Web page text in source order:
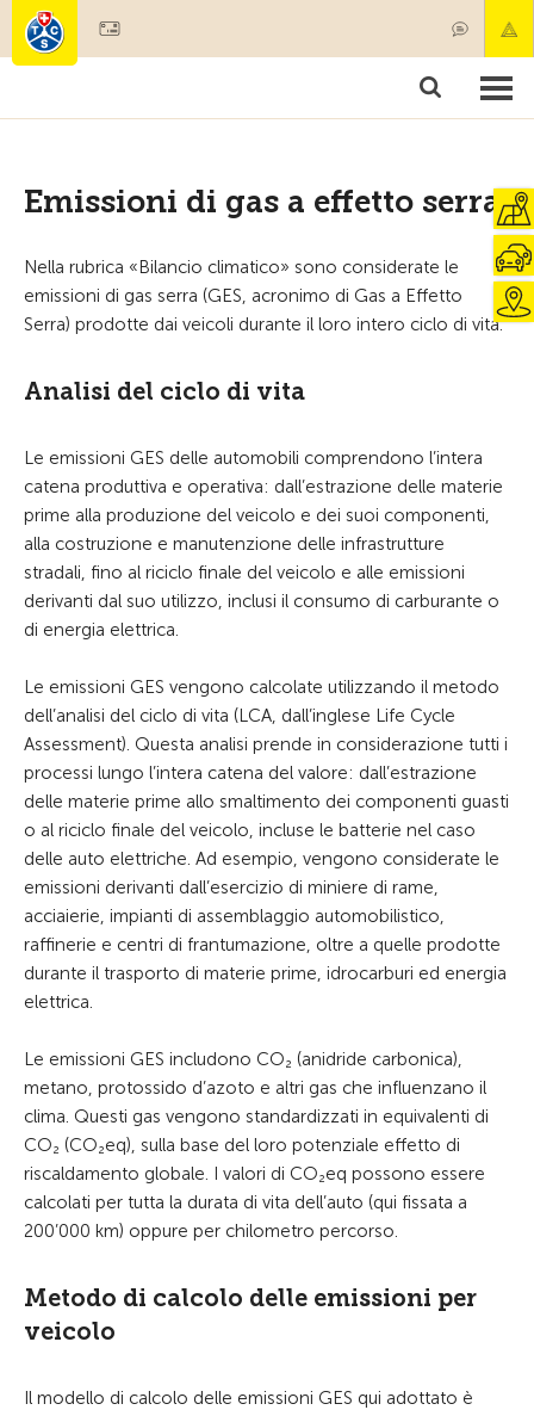
Societariato & prestazioni
Emissioni di gas a effetto serra
Nella rubrica «Bilancio climatico» sono considerate le
emissioni di gas serra (GES, acronimo di Gas a Effetto
Serra) prodotte dai veicoli durante il loro intero ciclo di vita.
Analisi del ciclo di vita
Le emissioni GES delle automobili comprendono l’intera
catena produttiva e operativa: dall’estrazione delle materie
prime alla produzione del veicolo e dei suoi componenti,
alla costruzione e manutenzione delle infrastrutture
stradali, fino al riciclo finale del veicolo e alle emissioni
derivanti dal suo utilizzo, inclusi il consumo di carburante o
di energia elettrica.
Le emissioni GES vengono calcolate utilizzando il metodo
dell’analisi del ciclo di vita (LCA, dall’inglese Life Cycle
Assessment). Questa analisi prende in considerazione tutti i
processi lungo l’intera catena del valore: dall’estrazione
delle materie prime allo smaltimento dei componenti guasti
o al riciclo finale del veicolo, incluse le batterie nel caso
delle auto elettriche. Ad esempio, vengono considerate le
emissioni derivanti dall’esercizio di miniere di rame,
acciaierie, impianti di assemblaggio automobilistico,
raffinerie e centri di frantumazione, oltre a quelle prodotte
durante il trasporto di materie prime, idrocarburi ed energia
elettrica.
Le emissioni GES includono CO₂ (anidride carbonica),
metano, protossido d’azoto e altri gas che influenzano il
clima. Questi gas vengono standardizzati in equivalenti di
CO₂ (CO₂eq), sulla base del loro potenziale effetto di
riscaldamento globale. I valori di CO₂eq possono essere
calcolati per tutta la durata di vita dell’auto (qui fissata a
200’000 km) oppure per chilometro percorso.
Metodo di calcolo delle emissioni per
veicolo
Il modello di calcolo delle emissioni GES qui adottato è